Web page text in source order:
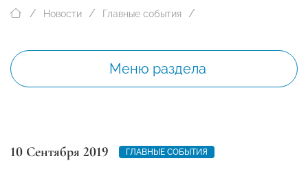
Новости Главные события
Меню раздела
10 Сентября 2019 ГЛАВНЫЕ СОБЫТИЯ